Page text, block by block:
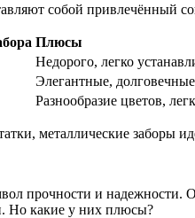
собой привлечённый
Плюсы
Недорого, легко
Элегантные,
Разнообразие цветов,
металлические заборы
прочности и надежности.
Но какие у них плюсы?